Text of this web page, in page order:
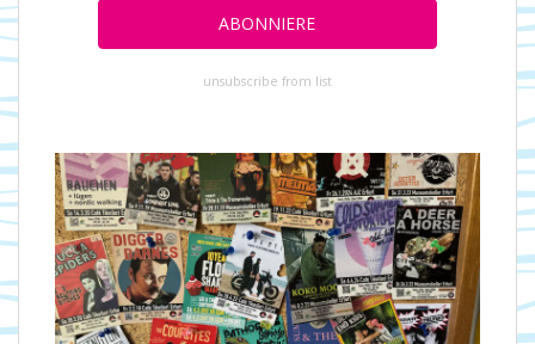
unsubscribe from list